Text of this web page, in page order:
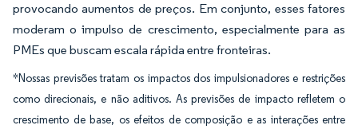
provocando aumentos de preços. Em conjunto, esses fatores
moderam o impulso de crescimento, especialmente para as
PMEs que buscam escala rápida entre fronteiras.
*Nossas previsões tratam os impactos dos impulsionadores e restrições
como direcionais, e não aditivos. As previsões de impacto refletem o
crescimento de base, os efeitos de composição e as interações entre